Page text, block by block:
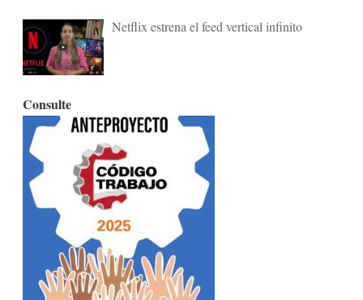
Netflix estrena el feed vertical infinito
Consulte